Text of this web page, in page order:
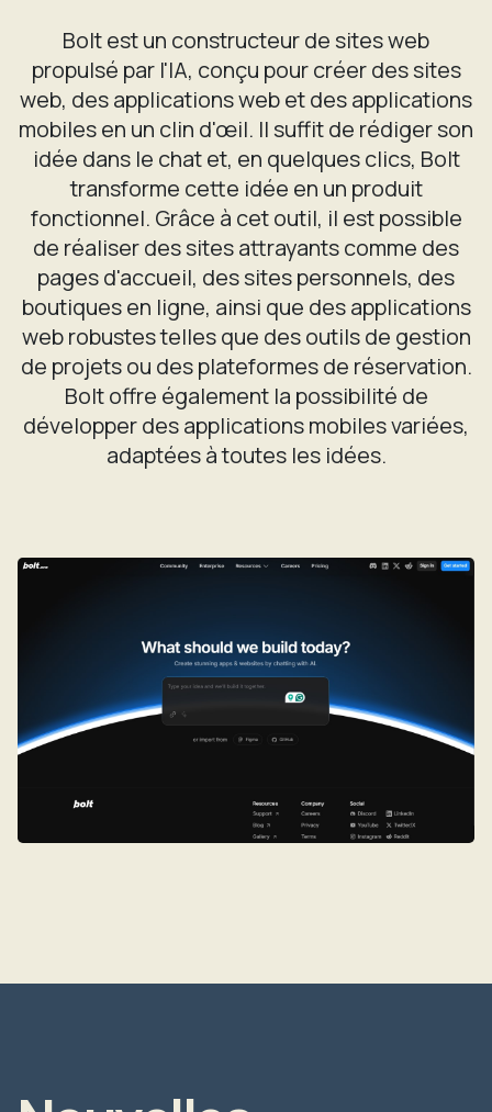
Bolt est un constructeur de sites web
propulsé par l'IA, conçu pour créer des sites
web, des applications web et des applications
mobiles en un clin d'œil. Il suffit de rédiger son
idée dans le chat et, en quelques clics, Bolt
transforme cette idée en un produit
fonctionnel. Grâce à cet outil, il est possible
de réaliser des sites attrayants comme des
pages d'accueil, des sites personnels, des
boutiques en ligne, ainsi que des applications
web robustes telles que des outils de gestion
de projets ou des plateformes de réservation.
Bolt offre également la possibilité de
développer des applications mobiles variées,
adaptées à toutes les idées.